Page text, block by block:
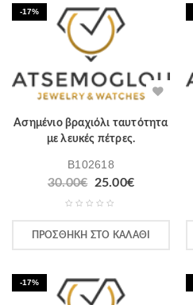
-17%
Ασημένιο βραχιόλι ταυτότητα
με λευκές πέτρες.
B102618
30.00€ 25.00€
ΠΡΟΣΘΉΚΗ ΣΤΟ ΚΑΛΆΘΙ
-17%